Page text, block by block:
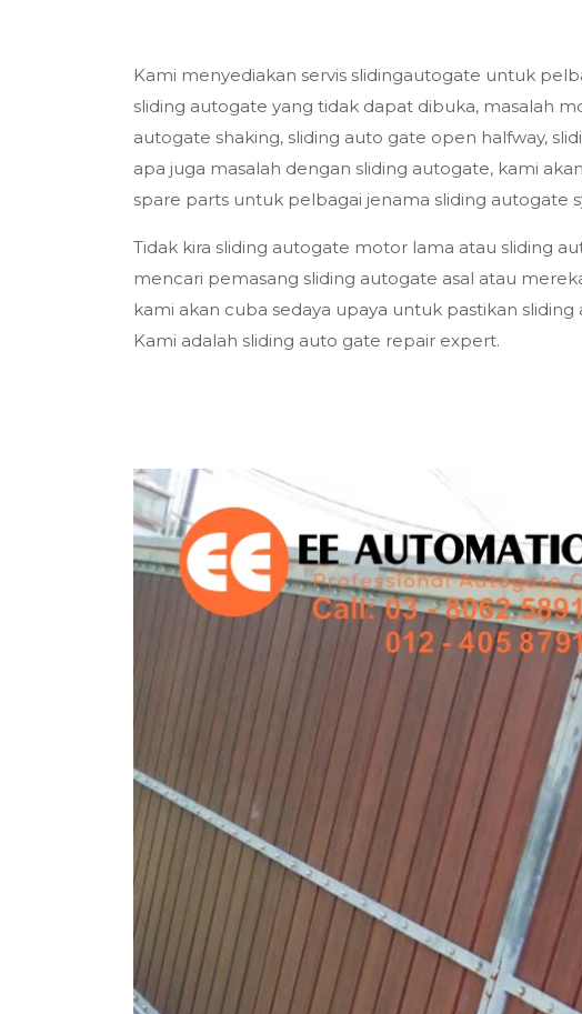
Kami menyediakan servis slidingautogate untuk
sliding autogate yang tidak dapat dibuka, masalah
autogate shaking, sliding auto gate open halfway,
apa juga masalah dengan sliding autogate, kami
spare parts untuk pelbagai jenama sliding autogate
Tidak kira sliding autogate motor lama atau sliding
mencari pemasang sliding autogate asal atau
kami akan cuba sedaya upaya untuk pastikan
Kami adalah sliding auto gate repair expert.